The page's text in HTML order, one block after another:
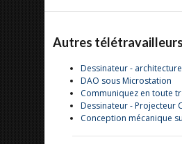
Autres
Dessinateur -
DAO sous Microstation
Communiquez en toute
Dessinateur - Projecteur
Conception mécanique